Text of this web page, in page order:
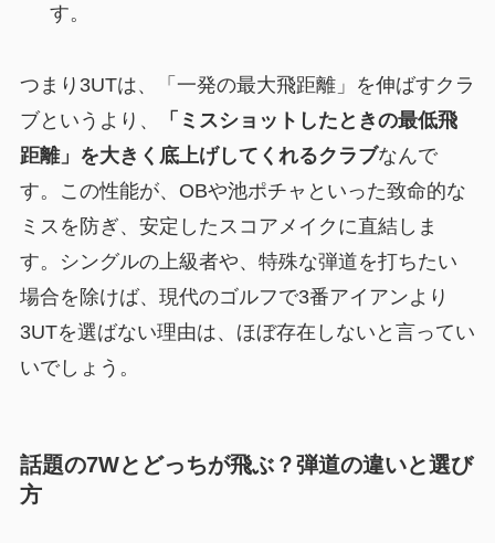
す。
つまり3UTは、「一発の最大飛距離」を伸ばすクラ
ブというより、
「ミスショットしたときの最低飛
距離」を大きく底上げしてくれるクラブなんで
す。この性能が、OBや池ポチャといった致命的な
ミスを防ぎ、安定したスコアメイクに直結しま
す。シングルの上級者や、特殊な弾道を打ちたい
場合を除けば、現代のゴルフで3番アイアンより
3UTを選ばない理由は、ほぼ存在しないと言ってい
いでしょう。
話題の7Wとどっちが飛ぶ？弾道の違いと選び
方